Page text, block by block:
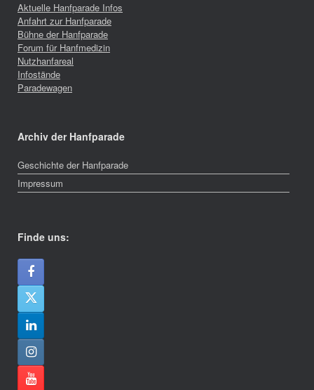
Aktuelle Hanfparade Infos
Anfahrt zur Hanfparade
Bühne der Hanfparade
Forum für Hanfmedizin
Nutzhanfareal
Infostände
Paradewagen
Archiv der Hanfparade
Geschichte der Hanfparade
Impressum
Finde uns: